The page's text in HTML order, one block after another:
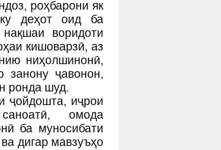
роҳбарони як
деҳот оид ба
воридоти
кишоварзӣ, аз
ниҳолшинонӣ,
ҷавонон,
ронда шуд.
ҷойдошта, иҷрои
саноатӣ, омода
ба муносибати
дигар мавзуъҳо